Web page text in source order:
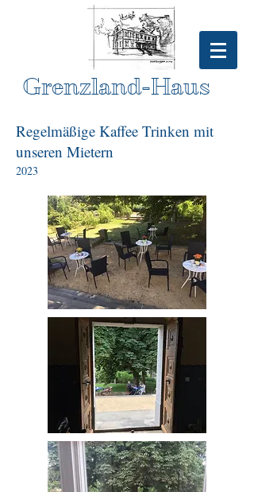
Grenzland-Haus
Regelmäßige Kaffee Trinken mit
unseren Mietern
2023